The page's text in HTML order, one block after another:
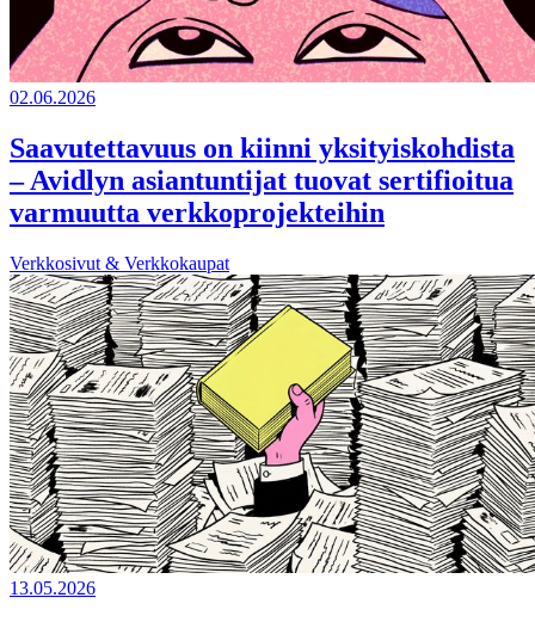
02.06.2026
Saavutettavuus on kiinni yksityiskohdista
– Avidlyn asiantuntijat tuovat sertifioitua
varmuutta verkkoprojekteihin
Verkkosivut & Verkkokaupat
13.05.2026